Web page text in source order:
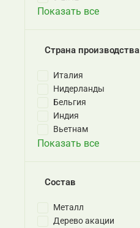
Показать все
Страна производства
Италия
Нидерланды
Бельгия
Индия
Вьетнам
Показать все
Состав
Металл
Дерево акации